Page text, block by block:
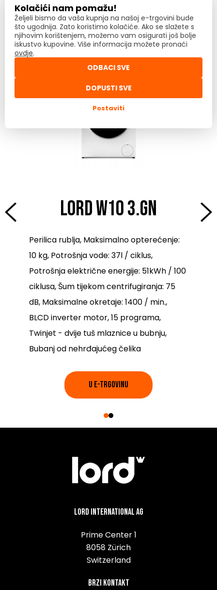
Kupujte direktno od
proizvođača
LORD W10 3.GN
Perilica rublja, Maksimalno opterećenje:
10 kg, Potrošnja vode: 37l / ciklus,
Potrošnja električne energije: 51kWh / 100
ciklusa, Šum tijekom centrifugiranja: 75
dB, Maksimalne okretaje: 1400 / min.,
BLCD inverter motor, 15 programa,
Twinjet - dvije tuš mlaznice u bubnju,
Bubanj od nehrđajućeg čelika
U E-TRGOVINU
Lord International AG
Prime Center 1
8058 Zürich
Switzerland
Brzi kontakt
Kolačići nam pomažu!
Željeli bismo da vaša kupnja na našoj e-trgovini bude
što ugodnija. Zato koristimo kolačiće. Ako se slažete s
njihovim korištenjem, možemo vam osigurati još bolje
iskustvo kupovine. Više informacija možete pronaći
ovdje.
Postaviti
ODBACI SVE
DOPUSTI SVE